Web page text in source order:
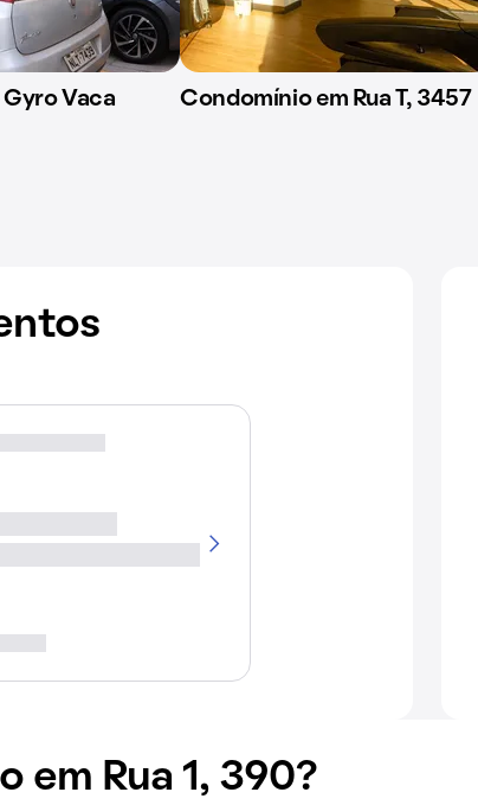
Vaca
Condomínio em Rua T, 3457
em Rua 1, 390?